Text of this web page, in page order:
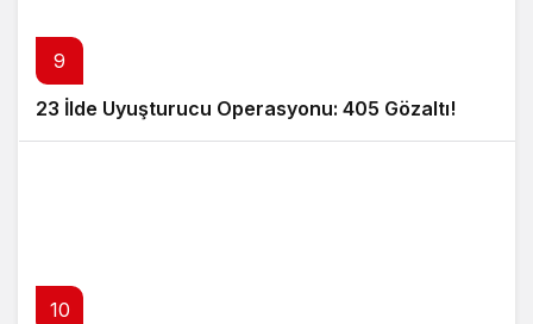
9
23 İlde Uyuşturucu Operasyonu: 405 Gözaltı!
10